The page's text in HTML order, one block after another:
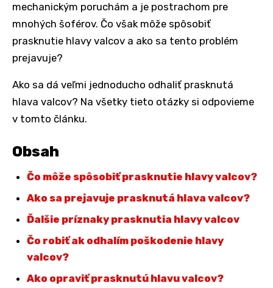
mechanickým poruchám a je postrachom pre
mnohých šoférov. Čo však môže spôsobiť
prasknutie hlavy valcov a ako sa tento problém
prejavuje?
Ako sa dá veľmi jednoducho odhaliť prasknutá
hlava valcov? Na všetky tieto otázky si odpovieme
v tomto článku.
Obsah
Čo môže spôsobiť prasknutie hlavy valcov?
Ako sa prejavuje prasknutá hlava valcov?
Ďalšie príznaky prasknutia hlavy valcov
Čo robiť ak odhalím poškodenie hlavy
valcov?
Ako opraviť prasknutú hlavu valcov?